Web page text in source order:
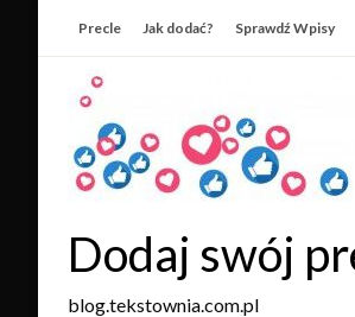
Precle Jak dodać? Sprawdź Wpisy
Dodaj swój
blog.tekstownia.com.pl